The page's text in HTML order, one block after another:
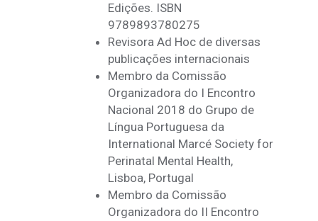
Edições. ISBN
9789893780275
Revisora Ad Hoc de diversas
publicações internacionais
Membro da Comissão
Organizadora do I Encontro
Nacional 2018 do Grupo de
Língua Portuguesa da
International Marcé Society for
Perinatal Mental Health,
Lisboa, Portugal
Membro da Comissão
Organizadora do II Encontro